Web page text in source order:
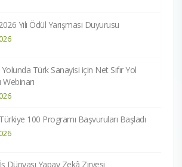
Yılı Ödül Yarışması Duyurusu
Türk Sanayisi için Net Sıfır Yol
Webinarı
100 Programı Başvuruları Başladı
Dünyası Yapay Zekâ Zirvesi